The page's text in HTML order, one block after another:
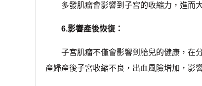
多發肌瘤會影響到子宮的收縮力，進而大
6.影響產後恢復：
子宮肌瘤不僅會影響到胎兒的健康，在分
產婦產後子宮收縮不良，出血風險增加，影